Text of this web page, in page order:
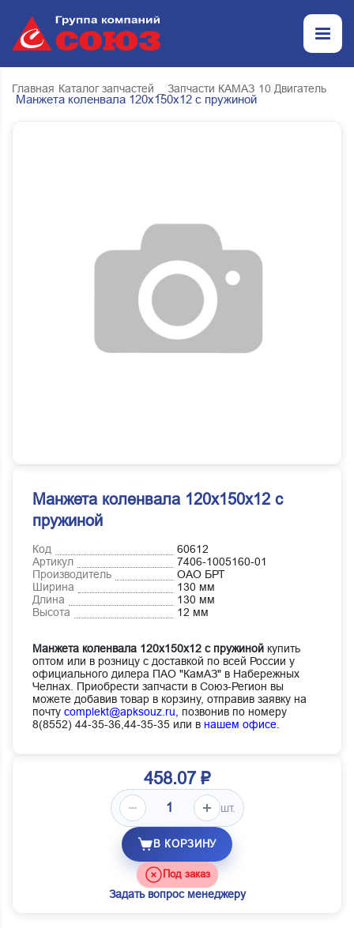
Главная Каталог запчастей _ Запчасти КАМАЗ 10 Двигатель
Манжета коленвала 120х150х12 с пружиной
Манжета коленвала 120х150х12 с
пружиной
Код
60612
Артикул
7406-1005160-01
Производитель
ОАО БРТ
Ширина
130 мм
Длина
130 мм
Высота
12 мм
Манжета коленвала 120х150х12 с пружиной купить
оптом или в розницу с доставкой по всей России у
официального дилера ПАО "КамАЗ" в Набережных
Челнах. Приобрести запчасти в Союз-Регион вы
можете добавив товар в корзину, отправив заявку на
почту complekt@apksouz.ru,
позвонив по номеру
8(8552) 44-35-36,44-35-35 или в нашем офисе
458.07 ₽
шт.
В КОРЗИНУ
Под заказ
Задать вопрос менеджеру